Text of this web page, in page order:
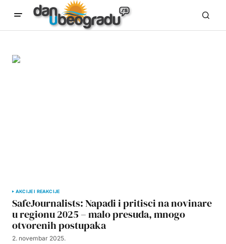
AKCIJE I REAKCIJE
SafeJournalists: Napadi i pritisci na novinare
u regionu 2025 – malo presuda, mnogo
otvorenih postupaka
2. novembar 2025.